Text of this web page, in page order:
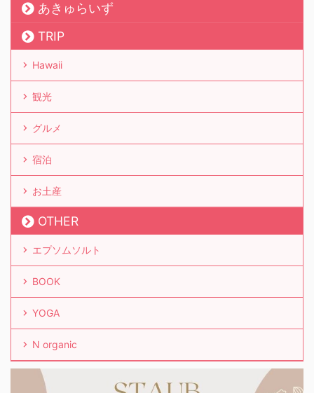
あきゅらいず
TRIP
Hawaii
観光
グルメ
宿泊
お土産
OTHER
エプソムソルト
BOOK
YOGA
N organic